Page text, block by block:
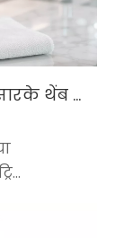
ट्रिगर फायन मिस्ट स्प्रेयर ल्हान, एकसारके थेंब कशे तयार करता